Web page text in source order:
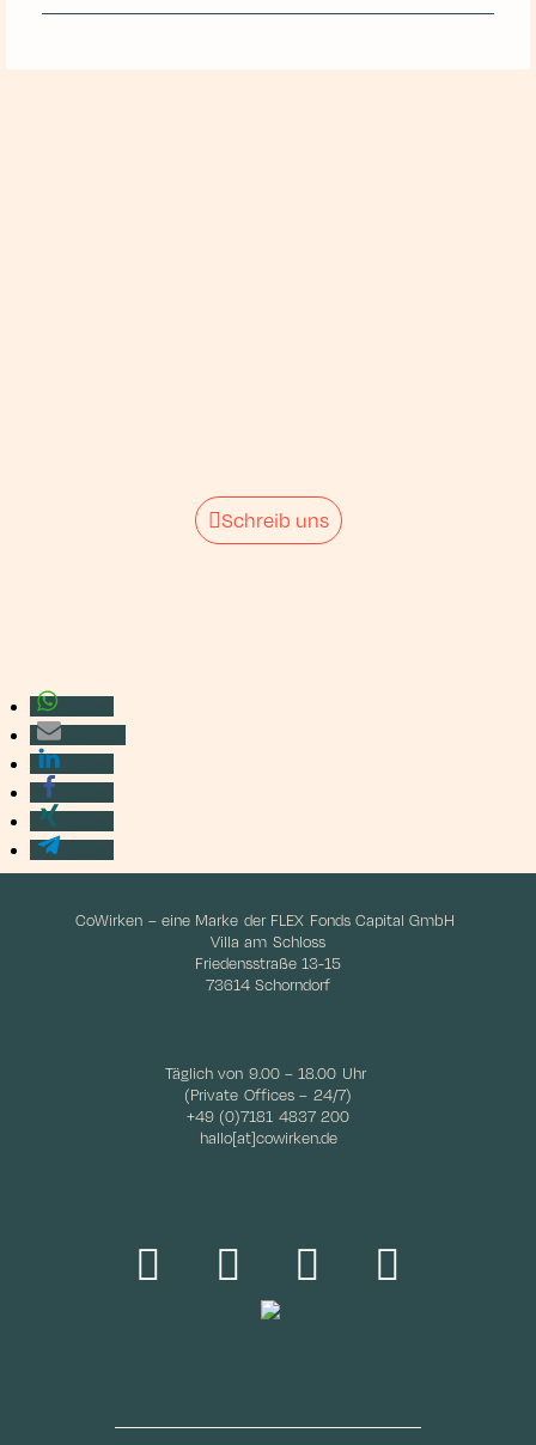
Schreib uns
CoWirken – eine Marke der FLEX Fonds Capital GmbH
Villa am Schloss
Friedensstraße 13-15
73614 Schorndorf
Täglich von 9.00 – 18.00 Uhr
(Private Offices – 24/7)
+49 (0)7181 4837 200
hallo[at]cowirken.de